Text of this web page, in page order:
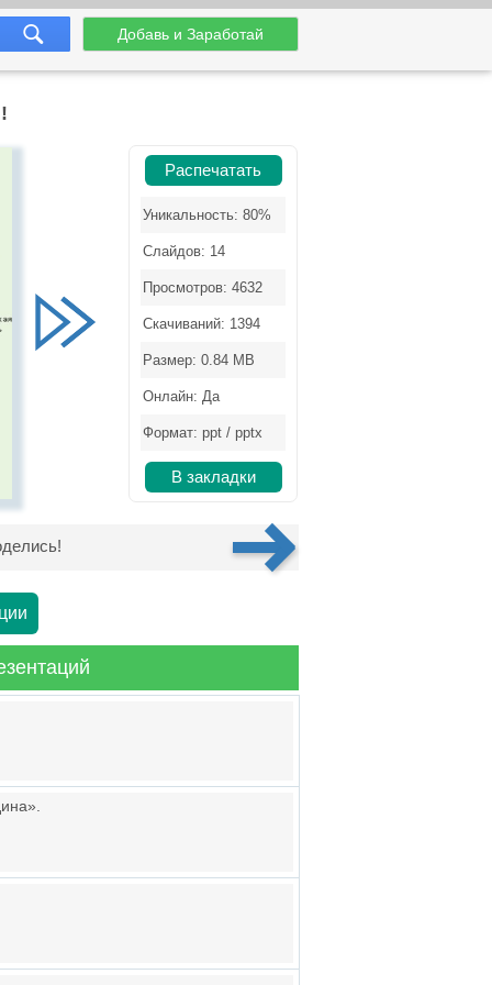
Добавь и Заработай
Распечатать
Уникальность: 80%
Слайдов: 14
Просмотров: 4632
Скачиваний: 1394
Размер: 0.84 MB
Онлайн: Да
Формат: ppt / pptx
В закладки